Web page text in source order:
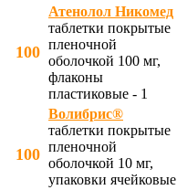
100
Атенолол Никомед
таблетки покрытые
пленочной
оболочкой 100 мг,
флаконы
пластиковые - 1
100
Волибрис®
таблетки покрытые
пленочной
оболочкой 10 мг,
упаковки ячейковые